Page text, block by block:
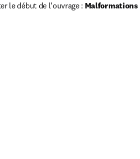
le début de l'ouvrage : Malformations